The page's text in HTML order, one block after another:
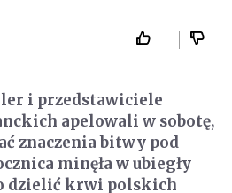
i przedstawiciele
apelowali w sobotę,
znaczenia bitwy pod
minęła w ubiegły
dzielić krwi polskich